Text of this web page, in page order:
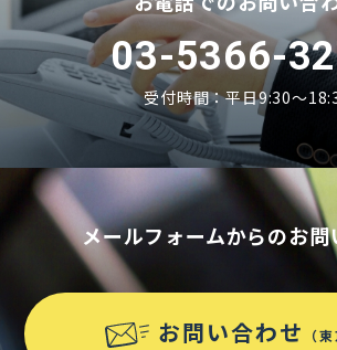
03-5366-
受付時間：平日9:30〜
メールフォームからのお問
お問い合わせ （